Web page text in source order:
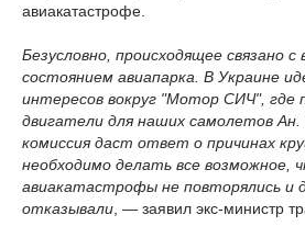
авиакатастрофе.
Безусловно, происходящее связано
состоянием авиапарка. В Украине
интересов вокруг "Мотор СИЧ", где
двигатели для наших самолетов
комиссия даст ответ о причинах
необходимо делать все возможное,
авиакатастрофы не повторялись и
отказывали , — заявил экс-министр